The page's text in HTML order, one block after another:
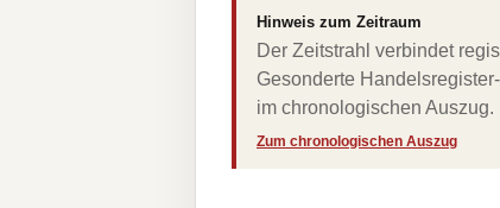
Hinweis zum Zeitraum
Der Zeitstrahl verbindet
Gesonderte
im chronologischen Auszug.
Zum chronologischen Auszug